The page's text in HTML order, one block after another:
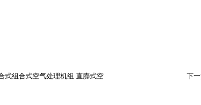
式组合式空气处理机组 直膨式空 下